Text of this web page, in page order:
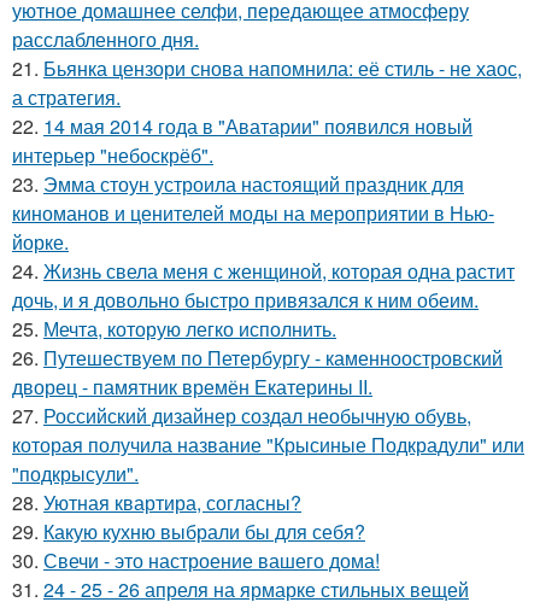
уютное домашнее селфи, передающее атмосферу
расслабленного дня.
21. Бьянка цензори снова напомнила: её стиль - не хаос,
а стратегия.
22. 14 мая 2014 года в "Аватарии" появился новый
интерьер "небоскрёб".
23. Эмма стоун устроила настоящий праздник для
киноманов и ценителей моды на мероприятии в Нью-
йорке.
24. Жизнь свела меня с женщиной, которая одна растит
дочь, и я довольно быстро привязался к ним обеим.
25. Мечта, которую легко исполнить.
26. Путешествуем по Петербургу - каменноостровский
дворец - памятник времён Екатерины II.
27. Российский дизайнер создал необычную обувь,
которая получила название "Крысиные Подкрадули" или
"подкрысули".
28. Уютная квартира, согласны?
29. Какую кухню выбрали бы для себя?
30. Свечи - это настроение вашего дома!
31. 24 - 25 - 26 апреля на ярмарке стильных вещей